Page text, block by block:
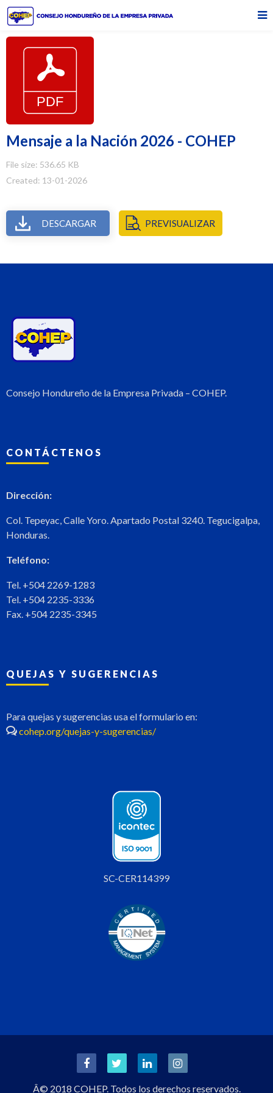
Mensaje a la Nación 2026 - COHEP
File size: 536.65 KB
Created: 13-01-2026
DESCARGAR PREVISUALIZAR
Consejo Hondureño de la Empresa Privada – COHEP.
CONTÁCTENOS
Dirección:
Col. Tepeyac, Calle Yoro. Apartado Postal 3240. Tegucigalpa,
Honduras.
Teléfono:
Tel. +504 2269-1283
Tel. +504 2235-3336
Fax. +504 2235-3345
QUEJAS Y SUGERENCIAS
Para quejas y sugerencias usa el formulario en:
cohep.org/quejas-y-sugerencias/
SC-CER114399
Â© 2018 COHEP. Todos los derechos reservados.